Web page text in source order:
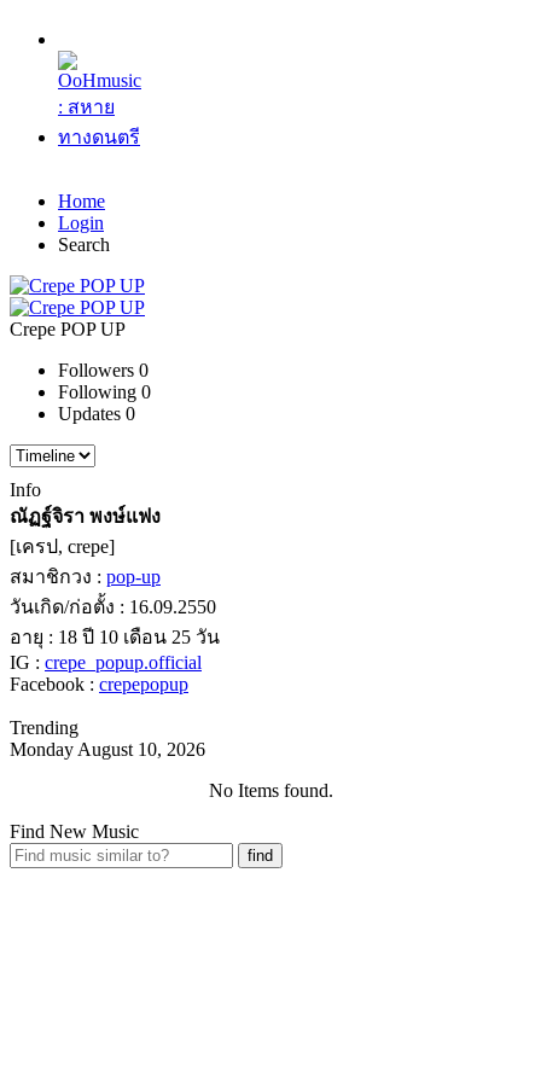
Home
Login
Search
Crepe POP UP
Followers 0
Following 0
Updates 0
Info
ณัฏฐ์จิรา พงษ์แฟง
[เครป, crepe]
สมาชิกวง : pop-up
วันเกิด/ก่อตั้ง : 16.09.2550
อายุ : 18 ปี 10 เดือน 25 วัน
IG : crepe_popup.official
Facebook : crepepopup
Trending
Monday August 10, 2026
No Items found.
Find New Music